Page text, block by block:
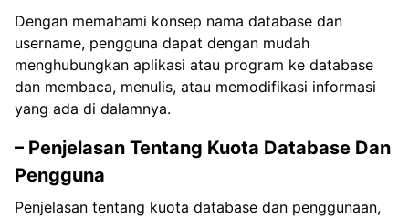
Dengan memahami konsep nama database dan
username, pengguna dapat dengan mudah
menghubungkan aplikasi atau program ke database
dan membaca, menulis, atau memodifikasi informasi
yang ada di dalamnya.
– Penjelasan Tentang Kuota Database Dan
Pengguna
Penjelasan tentang kuota database dan penggunaan,